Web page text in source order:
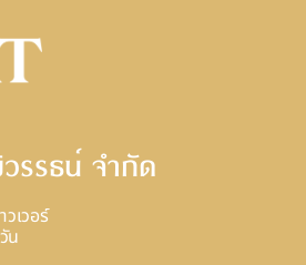
รรธน์ จํากัด
เวอร์
น